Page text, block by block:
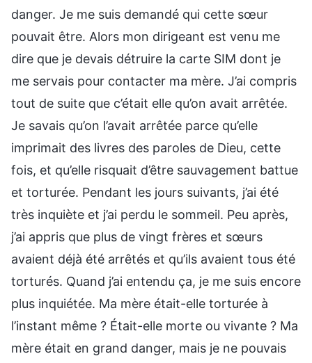
danger. Je me suis demandé qui cette sœur
pouvait être. Alors mon dirigeant est venu me
dire que je devais détruire la carte SIM dont je
me servais pour contacter ma mère. J’ai compris
tout de suite que c’était elle qu’on avait arrêtée.
Je savais qu’on l’avait arrêtée parce qu’elle
imprimait des livres des paroles de Dieu, cette
fois, et qu’elle risquait d’être sauvagement battue
et torturée. Pendant les jours suivants, j’ai été
très inquiète et j’ai perdu le sommeil. Peu après,
j’ai appris que plus de vingt frères et sœurs
avaient déjà été arrêtés et qu’ils avaient tous été
torturés. Quand j’ai entendu ça, je me suis encore
plus inquiétée. Ma mère était-elle torturée à
l’instant même ? Était-elle morte ou vivante ? Ma
mère était en grand danger, mais je ne pouvais